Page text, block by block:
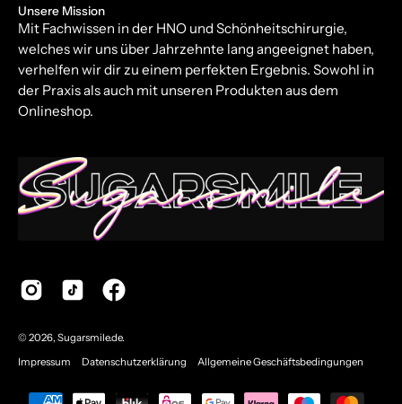
Unsere Mission
Mit Fachwissen in der HNO und Schönheitschirurgie,
welches wir uns über Jahrzehnte lang angeeignet haben,
verhelfen wir dir zu einem perfekten Ergebnis. Sowohl in
der Praxis als auch mit unseren Produkten aus dem
Onlineshop.
© 2026, Sugarsmile.de.
Impressum
Datenschutzerklärung Allgemeine Geschäftsbedingungen